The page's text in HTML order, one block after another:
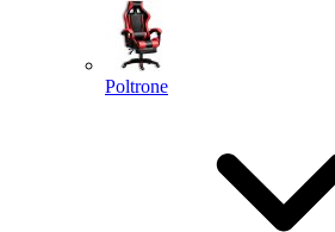
Poltrone